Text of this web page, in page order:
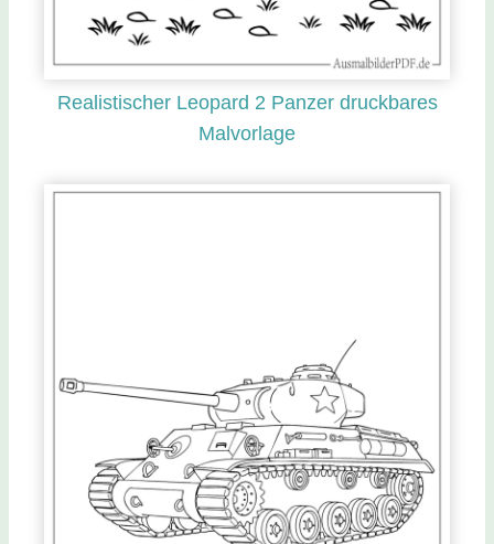
Realistischer Leopard 2 Panzer druckbares
Malvorlage